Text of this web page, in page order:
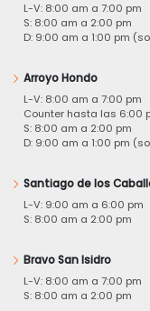
L-V: 8:00 am a 7:00 pm
S: 8:00 am a 2:00 pm
D: 9:00 am a 1:00 pm
Arroyo Hondo
L-V: 8:00 am a 7:00 pm
Counter hasta las 6:00
S: 8:00 am a 2:00 pm
D: 9:00 am a 1:00 pm
Santiago de los
L-V: 9:00 am a 6:00 pm
S: 8:00 am a 2:00 pm
Bravo San Isidro
L-V: 8:00 am a 7:00 pm
S: 8:00 am a 2:00 pm